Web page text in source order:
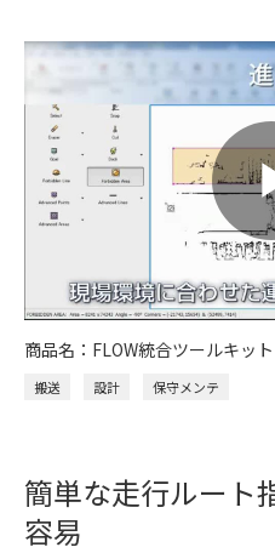
商品名：FLOW統合ツールキッ
搬送 設計 保守メンテ
簡単な走行ルート
容易